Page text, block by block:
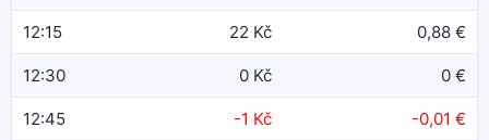
12:15 22 Kč 0,88 €
12:30 0 Kč 0 €
12:45 -1 Kč -0,01 €